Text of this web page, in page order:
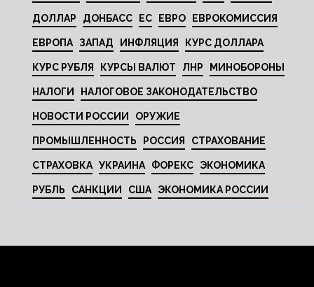
ДОЛЛАР ДОНБАСС ЕС ЕВРО ЕВРОКОМИССИЯ
ЕВРОПА ЗАПАД ИНФЛЯЦИЯ КУРС ДОЛЛАРА
КУРС РУБЛЯ КУРСЫ ВАЛЮТ ЛНР МИНОБОРОНЫ
НАЛОГИ НАЛОГОВОЕ ЗАКОНОДАТЕЛЬСТВО
НОВОСТИ РОССИИ ОРУЖИЕ
ПРОМЫШЛЕННОСТЬ РОССИЯ СТРАХОВАНИЕ
СТРАХОВКА УКРАИНА ФОРЕКС ЭКОНОМИКА
РУБЛЬ САНКЦИИ США ЭКОНОМИКА РОССИИ